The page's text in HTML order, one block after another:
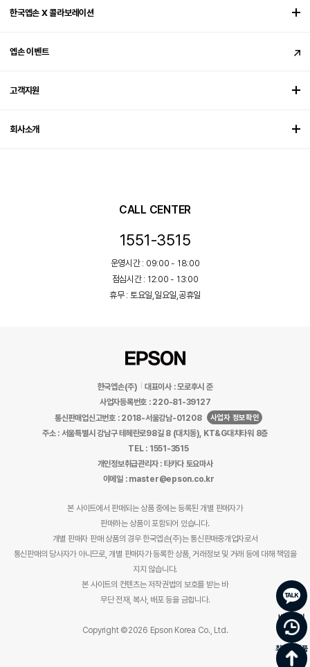
한국엡손 X 콜라보레이션
엡손 이벤트
고객지원
회사소개
CALL CENTER
1551-3515
운영시간 : 09:00 - 18:00
점심시간 : 12:00 - 13:00
휴무 : 토요일,일요일,공휴일
한국엡손(주)
대표이사 : 모로후시 준
사업자등록번호 : 220-81-39127
통신판매업신고번호 : 2018-서울강남-01208
사업자 정보확인
주소 : 서울특별시 강남구 테헤란로98길 8 (대치동), KT&G대치타워 8층
TEL : 1551-3515
개인정보취급관리자 : 타카다 토요마사
이메일 : master@epson.co.kr
본 사이트에서 판매되는 상품 중에는 등록된 개별 판매자가
판매하는 상품이 포함되어 있습니다.
개별 판매자 판매 상품의 경우 한국엡손(주)는 통신판매중개업자로서
통신판매의 당사자가 아니므로, 개별 판매자가 등록한 상품, 거래정보 및 거래 등에 대해 책임을
지지 않습니다.
본 사이트의 컨텐츠는 저작권법의 보호를 받는 바
무단 전재, 복사, 배포 등을 금합니다.
Copyright ©2026 Epson Korea Co., Ltd.
바로문의
최근 본 상품